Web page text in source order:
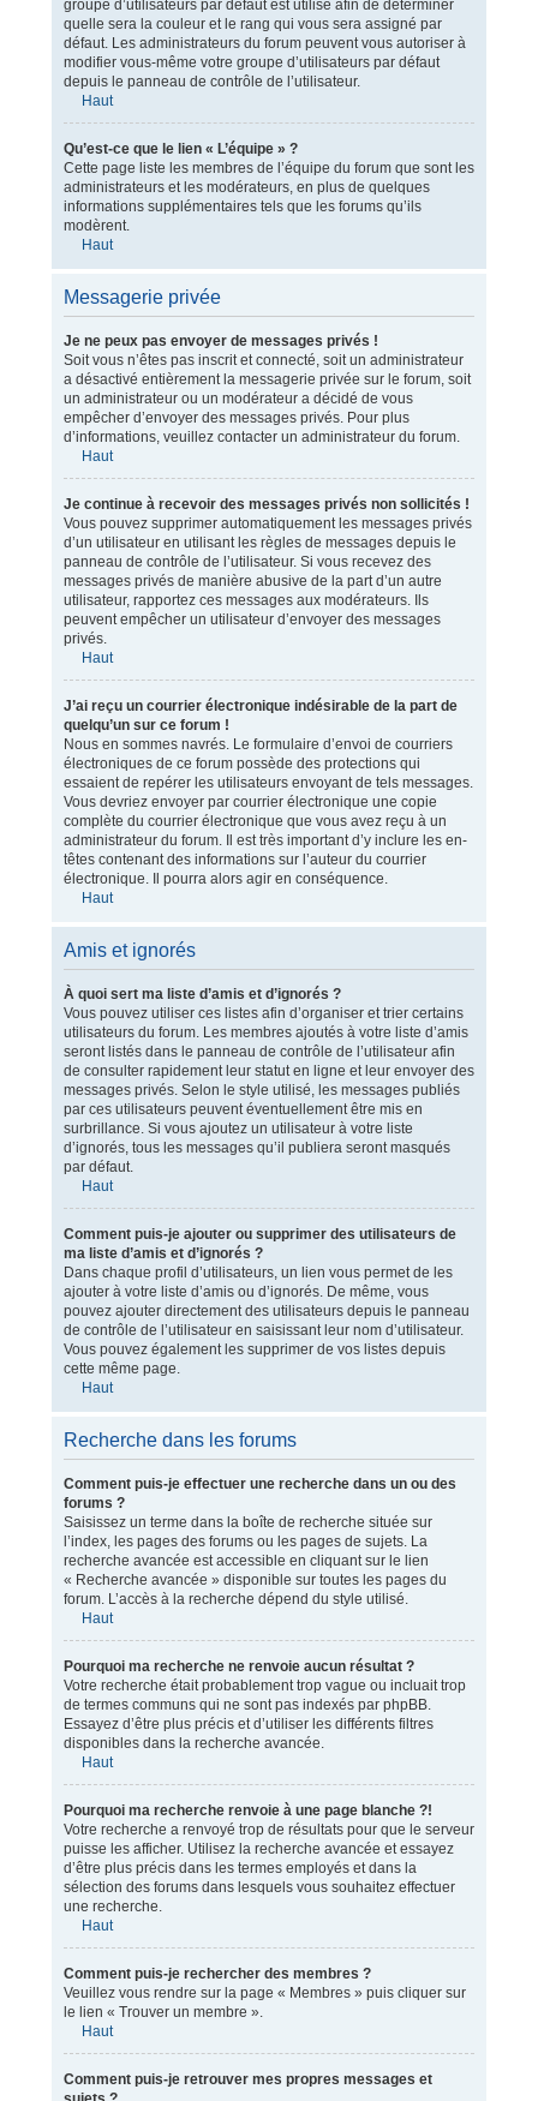
groupe d’utilisateurs par défaut est utilisé afin de déterminer
quelle sera la couleur et le rang qui vous sera assigné par
défaut. Les administrateurs du forum peuvent vous autoriser à
modifier vous-même votre groupe d’utilisateurs par défaut
depuis le panneau de contrôle de l’utilisateur.
Haut
Qu’est-ce que le lien « L’équipe » ?
Cette page liste les membres de l’équipe du forum que sont les
administrateurs et les modérateurs, en plus de quelques
informations supplémentaires tels que les forums qu’ils
modèrent.
Haut
Messagerie privée
Je ne peux pas envoyer de messages privés !
Soit vous n’êtes pas inscrit et connecté, soit un administrateur
a désactivé entièrement la messagerie privée sur le forum, soit
un administrateur ou un modérateur a décidé de vous
empêcher d’envoyer des messages privés. Pour plus
d’informations, veuillez contacter un administrateur du forum.
Haut
Je continue à recevoir des messages privés non sollicités !
Vous pouvez supprimer automatiquement les messages privés
d’un utilisateur en utilisant les règles de messages depuis le
panneau de contrôle de l’utilisateur. Si vous recevez des
messages privés de manière abusive de la part d’un autre
utilisateur, rapportez ces messages aux modérateurs. Ils
peuvent empêcher un utilisateur d’envoyer des messages
privés.
Haut
J’ai reçu un courrier électronique indésirable de la part de
quelqu’un sur ce forum !
Nous en sommes navrés. Le formulaire d’envoi de courriers
électroniques de ce forum possède des protections qui
essaient de repérer les utilisateurs envoyant de tels messages.
Vous devriez envoyer par courrier électronique une copie
complète du courrier électronique que vous avez reçu à un
administrateur du forum. Il est très important d’y inclure les en-
têtes contenant des informations sur l’auteur du courrier
électronique. Il pourra alors agir en conséquence.
Haut
Amis et ignorés
À quoi sert ma liste d’amis et d’ignorés ?
Vous pouvez utiliser ces listes afin d’organiser et trier certains
utilisateurs du forum. Les membres ajoutés à votre liste d’amis
seront listés dans le panneau de contrôle de l’utilisateur afin
de consulter rapidement leur statut en ligne et leur envoyer des
messages privés. Selon le style utilisé, les messages publiés
par ces utilisateurs peuvent éventuellement être mis en
surbrillance. Si vous ajoutez un utilisateur à votre liste
d’ignorés, tous les messages qu’il publiera seront masqués
par défaut.
Haut
Comment puis-je ajouter ou supprimer des utilisateurs de
ma liste d’amis et d’ignorés ?
Dans chaque profil d’utilisateurs, un lien vous permet de les
ajouter à votre liste d’amis ou d’ignorés. De même, vous
pouvez ajouter directement des utilisateurs depuis le panneau
de contrôle de l’utilisateur en saisissant leur nom d’utilisateur.
Vous pouvez également les supprimer de vos listes depuis
cette même page.
Haut
Recherche dans les forums
Comment puis-je effectuer une recherche dans un ou des
forums ?
Saisissez un terme dans la boîte de recherche située sur
l’index, les pages des forums ou les pages de sujets. La
recherche avancée est accessible en cliquant sur le lien
« Recherche avancée » disponible sur toutes les pages du
forum. L’accès à la recherche dépend du style utilisé.
Haut
Pourquoi ma recherche ne renvoie aucun résultat ?
Votre recherche était probablement trop vague ou incluait trop
de termes communs qui ne sont pas indexés par phpBB.
Essayez d’être plus précis et d’utiliser les différents filtres
disponibles dans la recherche avancée.
Haut
Pourquoi ma recherche renvoie à une page blanche ?!
Votre recherche a renvoyé trop de résultats pour que le serveur
puisse les afficher. Utilisez la recherche avancée et essayez
d’être plus précis dans les termes employés et dans la
sélection des forums dans lesquels vous souhaitez effectuer
une recherche.
Haut
Comment puis-je rechercher des membres ?
Veuillez vous rendre sur la page « Membres » puis cliquer sur
le lien « Trouver un membre ».
Haut
Comment puis-je retrouver mes propres messages et